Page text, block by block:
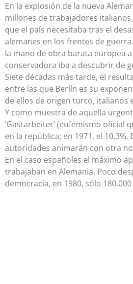
En la explosión de la nueva
millones de trabajadores
que el país necesitaba tras el
alemanes en los frentes de
la mano de obra barata europea
conservadora iba a descubrir de
Siete décadas más tarde, el
entre las que Berlín es su
de ellos de origen turco, italianos
Y como muestra de aquella
‘Gastarbeiter’ (eufemismo oficial
en la república; en 1971, el
autoridades animarán con otra
En el caso españoles el máximo
trabajaban en Alemania. Poco
democracia, en 1980, sólo